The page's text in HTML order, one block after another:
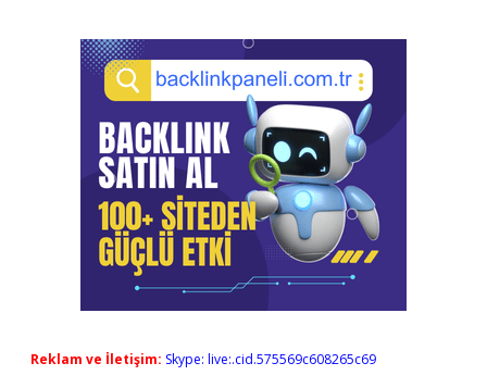
Reklam ve İletişim: Skype: live:.cid.575569c608265c69